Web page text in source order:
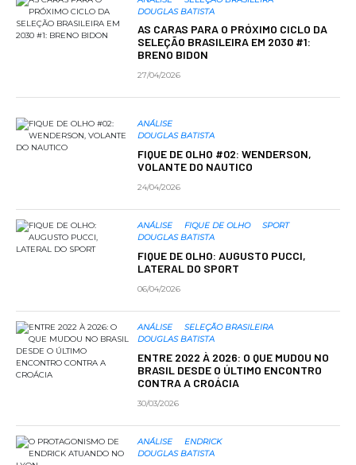
DOUGLAS BATISTA
AS CARAS PARA O PRÓXIMO CICLO DA
SELEÇÃO BRASILEIRA EM 2030 #1:
BRENO BIDON
27/04/2026
ANÁLISE
DOUGLAS BATISTA
FIQUE DE OLHO #02: WENDERSON,
VOLANTE DO NAUTICO
24/04/2026
ANÁLISE FIQUE DE OLHO
SPORT
DOUGLAS BATISTA
FIQUE DE OLHO: AUGUSTO PUCCI,
LATERAL DO SPORT
06/04/2026
ANÁLISE
SELEÇÃO BRASILEIRA
DOUGLAS BATISTA
ENTRE 2022 À 2026: O QUE MUDOU NO
BRASIL DESDE O ÚLTIMO ENCONTRO
CONTRA A CROÁCIA
30/03/2026
ANÁLISE
ENDRICK
DOUGLAS BATISTA